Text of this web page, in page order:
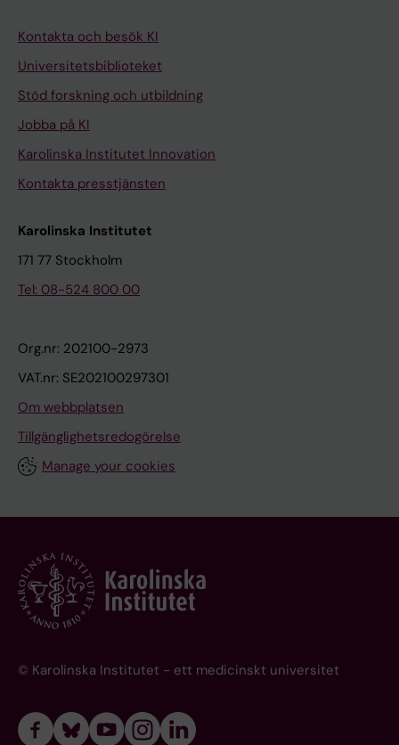
Kontakta och besök KI
Universitetsbiblioteket
Stöd forskning och utbildning
Jobba på KI
Karolinska Institutet Innovation
Kontakta presstjänsten
Karolinska Institutet
171 77 Stockholm
Tel: 08-524 800 00
Org.nr: 202100-2973
VAT.nr: SE202100297301
Om webbplatsen
Tillgänglighetsredogörelse
Manage your cookies
© Karolinska Institutet - ett medicinskt universitet